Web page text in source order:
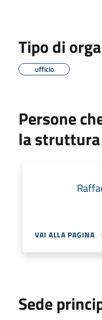
Tipo di
ufficio
Persone
la struttura
VAI ALLA PAGINA
Sede